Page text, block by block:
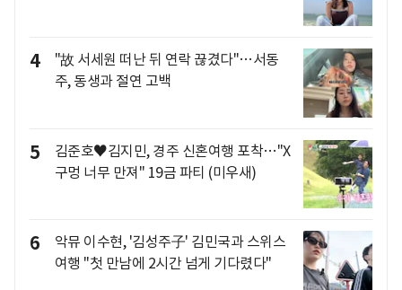
4
"故 서세원 떠난 뒤 연락 끊겼다"…서동
주, 동생과 절연 고백
5
김준호♥김지민, 경주 신혼여행 포착…"X
구멍 너무 만져" 19금 파티 (미우새)
6
악뮤 이수현, '김성주子' 김민국과 스위스
여행 "첫 만남에 2시간 넘게 기다렸다"